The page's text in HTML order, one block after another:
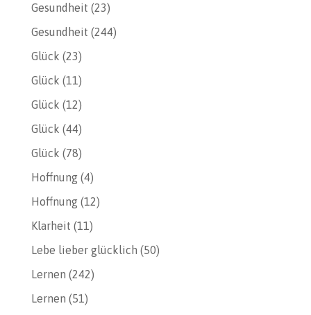
Gesundheit (23)
Gesundheit (244)
Glück (23)
Glück (11)
Glück (12)
Glück (44)
Glück (78)
Hoffnung(4)
Hoffnung(12)
Klarheit (11)
Lebe lieber glücklich (50)
Lernen (242)
Lernen (51)